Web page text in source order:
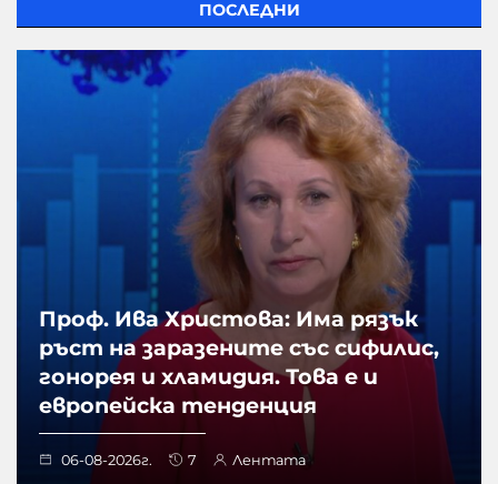
ПОСЛЕДНИ
Проф. Ива Христова: Има рязък
ръст на заразените със сифилис,
гонорея и хламидия. Това е и
европейска тенденция
06-08-2026г. 7 Лентата